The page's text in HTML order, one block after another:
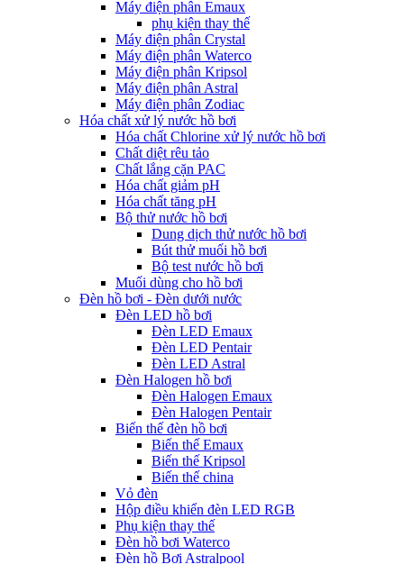
Máy điện phân Emaux
phụ kiện thay thế
Máy điện phân Crystal
Máy điện phân Waterco
Máy điện phân Kripsol
Máy điện phân Astral
Máy điện phân Zodiac
Hóa chất xử lý nước hồ bơi
Hóa chất Chlorine xử lý nước hồ bơi
Chất diệt rêu tảo
Chất lắng cặn PAC
Hóa chất giảm pH
Hóa chất tăng pH
Bộ thử nước hồ bơi
Dung dịch thử nước hồ bơi
Bút thử muối hồ bơi
Bộ test nước hồ bơi
Muối dùng cho hồ bơi
Đèn hồ bơi - Đèn dưới nước
Đèn LED hồ bơi
Đèn LED Emaux
Đèn LED Pentair
Đèn LED Astral
Đèn Halogen hồ bơi
Đèn Halogen Emaux
Đèn Halogen Pentair
Biến thế đèn hồ bơi
Biến thế Emaux
Biến thế Kripsol
Biến thế china
Vỏ đèn
Hộp điều khiển đèn LED RGB
Phụ kiện thay thế
Đèn hồ bơi Waterco
Đèn hồ Bơi Astralpool